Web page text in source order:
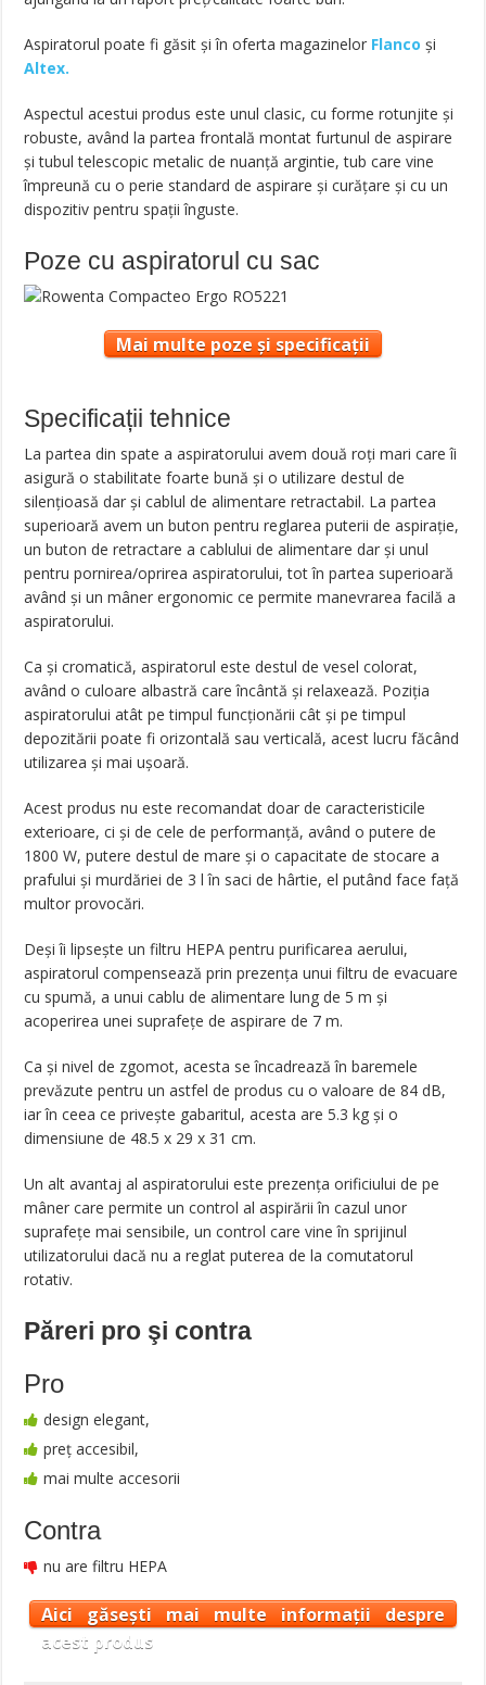
Aspiratorul poate fi găsit și în oferta magazinelor Flanco și
Altex.
Aspectul acestui produs este unul clasic, cu forme rotunjite şi
robuste, având la partea frontală montat furtunul de aspirare
şi tubul telescopic metalic de nuanţă argintie, tub care vine
împreună cu o perie standard de aspirare şi curăţare şi cu un
dispozitiv pentru spaţii înguste.
Poze cu aspiratorul cu sac
Mai multe poze și specificații
Specificații tehnice
La partea din spate a aspiratorului avem două roţi mari care îi
asigură o stabilitate foarte bună şi o utilizare destul de
silenţioasă dar şi cablul de alimentare retractabil. La partea
superioară avem un buton pentru reglarea puterii de aspiraţie,
un buton de retractare a cablului de alimentare dar şi unul
pentru pornirea/oprirea aspiratorului, tot în partea superioară
având şi un mâner ergonomic ce permite manevrarea facilă a
aspiratorului.
Ca şi cromatică, aspiratorul este destul de vesel colorat,
având o culoare albastră care încântă şi relaxează. Poziţia
aspiratorului atât pe timpul funcţionării cât şi pe timpul
depozitării poate fi orizontală sau verticală, acest lucru făcând
utilizarea şi mai uşoară.
Acest produs nu este recomandat doar de caracteristicile
exterioare, ci şi de cele de performanţă, având o putere de
1800 W, putere destul de mare şi o capacitate de stocare a
prafului şi murdăriei de 3 l în saci de hârtie, el putând face faţă
multor provocări.
Deşi îi lipseşte un filtru HEPA pentru purificarea aerului,
aspiratorul compensează prin prezenţa unui filtru de evacuare
cu spumă, a unui cablu de alimentare lung de 5 m şi
acoperirea unei suprafeţe de aspirare de 7 m.
Ca şi nivel de zgomot, acesta se încadrează în baremele
prevăzute pentru un astfel de produs cu o valoare de 84 dB,
iar în ceea ce priveşte gabaritul, acesta are 5.3 kg şi o
dimensiune de 48.5 x 29 x 31 cm.
Un alt avantaj al aspiratorului este prezenţa orificiului de pe
mâner care permite un control al aspirării în cazul unor
suprafeţe mai sensibile, un control care vine în sprijinul
utilizatorului dacă nu a reglat puterea de la comutatorul
rotativ.
Păreri pro şi contra
Pro
design elegant,
preț accesibil,
mai multe accesorii
Contra
nu are filtru HEPA
Aici găsești mai multe informații despre
acest produs